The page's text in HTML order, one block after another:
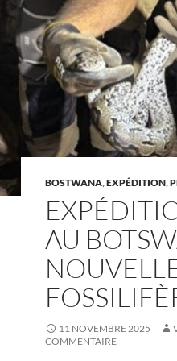
BOSTWANA,EXPÉDITION,
AU
11 NOVEMBRE 2025
COMMENTAIRE